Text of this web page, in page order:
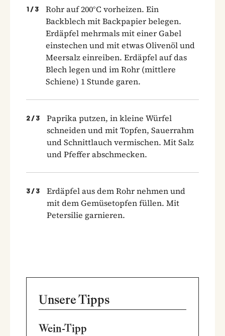
1 / 3
Rohr auf 200°C vorheizen. Ein
Backblech mit Backpapier belegen.
Erdäpfel mehrmals mit einer Gabel
einstechen und mit etwas Olivenöl und
Meersalz einreiben. Erdäpfel auf das
Blech legen und im Rohr (mittlere
Schiene) 1 Stunde garen.
2/ 3
Paprika putzen, in kleine Würfel
schneiden und mit Topfen, Sauerrahm
und Schnittlauch vermischen. Mit Salz
und Pfeffer abschmecken.
3/ 3
Erdäpfel aus dem Rohr nehmen und
mit dem Gemüsetopfen füllen. Mit
Petersilie garnieren.
Unsere Tipps
Wein-Tipp